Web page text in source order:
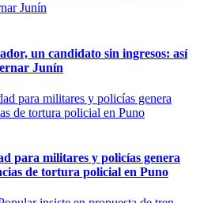
un candidato sin ingresos: así
Junín
para militares y policías genera
de tortura policial en Puno